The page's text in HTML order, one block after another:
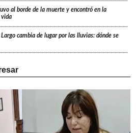
al borde de la muerte y encontró en la
vida
cambia de lugar por las lluvias: dónde se